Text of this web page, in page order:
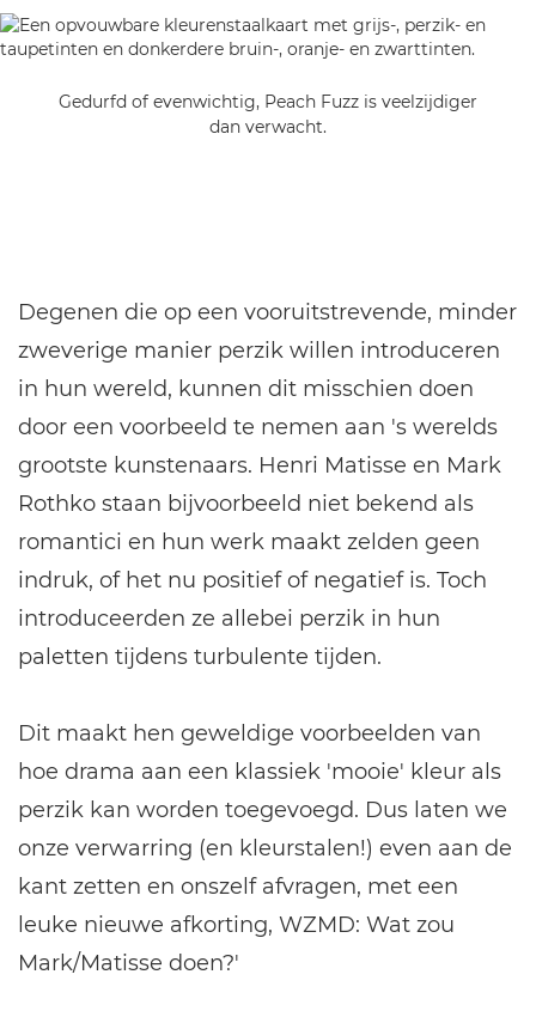
Gedurfd of evenwichtig, Peach Fuzz is veelzijdiger
dan verwacht.
Degenen die op een vooruitstrevende, minder
zweverige manier perzik willen introduceren
in hun wereld, kunnen dit misschien doen
door een voorbeeld te nemen aan 's werelds
grootste kunstenaars. Henri Matisse en Mark
Rothko staan bijvoorbeeld niet bekend als
romantici en hun werk maakt zelden geen
indruk, of het nu positief of negatief is. Toch
introduceerden ze allebei perzik in hun
paletten tijdens turbulente tijden.
Dit maakt hen geweldige voorbeelden van
hoe drama aan een klassiek 'mooie' kleur als
perzik kan worden toegevoegd. Dus laten we
onze verwarring (en kleurstalen!) even aan de
kant zetten en onszelf afvragen, met een
leuke nieuwe afkorting, WZMD: Wat zou
Mark/Matisse doen?'